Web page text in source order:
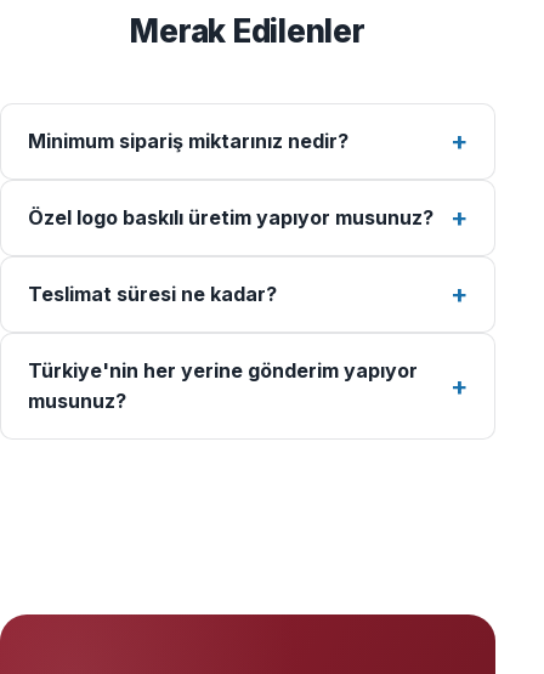
Merak Edilenler
Minimum sipariş miktarınız nedir?
Özel logo baskılı üretim yapıyor musunuz?
Teslimat süresi ne kadar?
Türkiye'nin her yerine gönderim yapıyor
musunuz?